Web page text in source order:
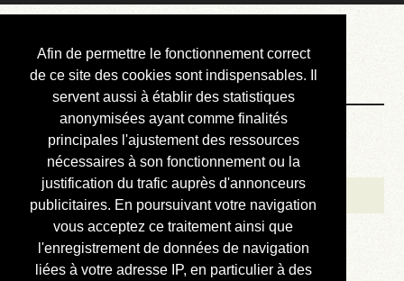
Afin de permettre le fonctionnement correct
de ce site des cookies sont indispensables. Il
servent aussi à établir des statistiques
anonymisées ayant comme finalités
principales l'ajustement des ressources
nécessaires à son fonctionnement ou la
justification du trafic auprès d'annonceurs
publicitaires. En poursuivant votre navigation
vous acceptez ce traitement ainsi que
l'enregistrement de données de navigation
liées à votre adresse IP, en particulier à des
Courbis, « LE »
Blog Officiel
Bienvenue
Réalisations
Divers (et d’été)
Annonces
Liens externes